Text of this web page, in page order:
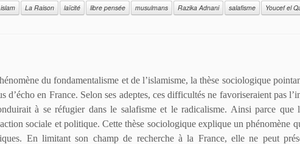
islam La Raison laïcité libre pensée musulmans Razika Adnani salafisme Youcef el
du fondamentalisme et de l’islamisme, la thèse sociologique
d’écho en France. Selon ses adeptes, ces difficultés ne favoriseraient pas
à se réfugier dans le salafisme et le radicalisme. Ainsi parce que
sociale et politique. Cette thèse sociologique explique un phénomène
En limitant son champ de recherche à la France, elle ne peut